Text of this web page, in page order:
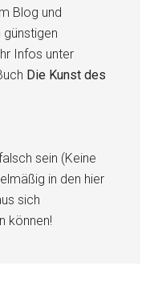
Blog und
Infos unter
Die Kunst des
sein (Keine
in den hier
sich
können!